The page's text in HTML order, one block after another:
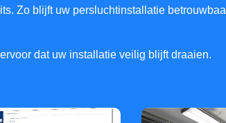
Zo blijft uw persluchtinstallatie
dat uw installatie veilig blijft draaien.